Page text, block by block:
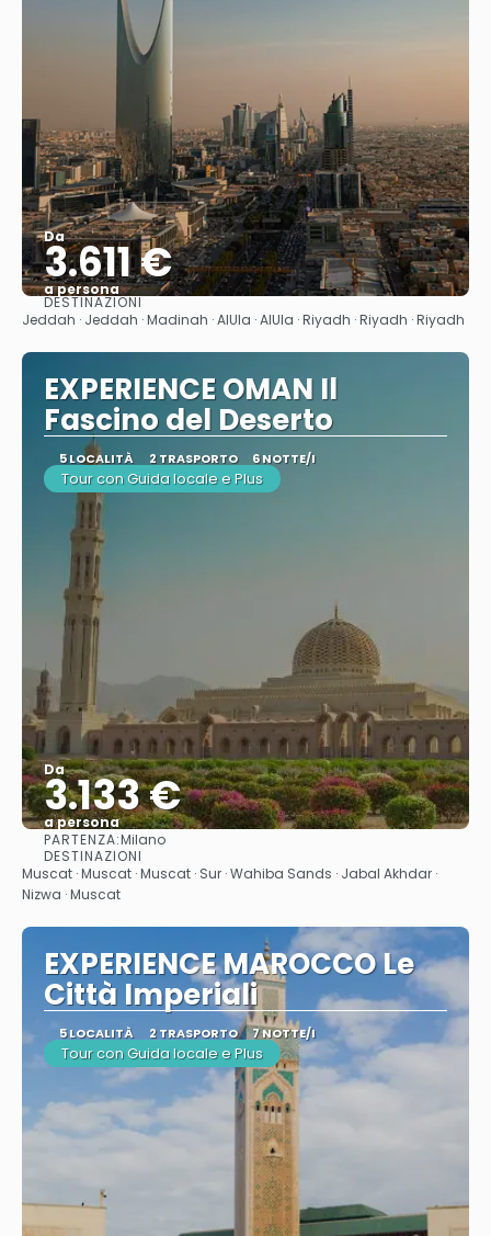
Da
3.611 €
a persona
Vedere
DESTINAZIONI
Jeddah · Jeddah · Madinah · AlUla · AlUla · Riyadh · Riyadh · Riyadh
EXPERIENCE OMAN Il
Fascino del Deserto
5 LOCALITÀ 2 TRASPORTO 6 NOTTE/I
Tour con Guida locale e Plus
Da
3.133 €
a persona
PARTENZA:Milano
DESTINAZIONI
Muscat · Muscat · Muscat · Sur · Wahiba Sands · Jabal Akhdar ·
Nizwa · Muscat
EXPERIENCE MAROCCO Le
Città Imperiali
5 LOCALITÀ 2 TRASPORTO 7 NOTTE/I
Tour con Guida locale e Plus